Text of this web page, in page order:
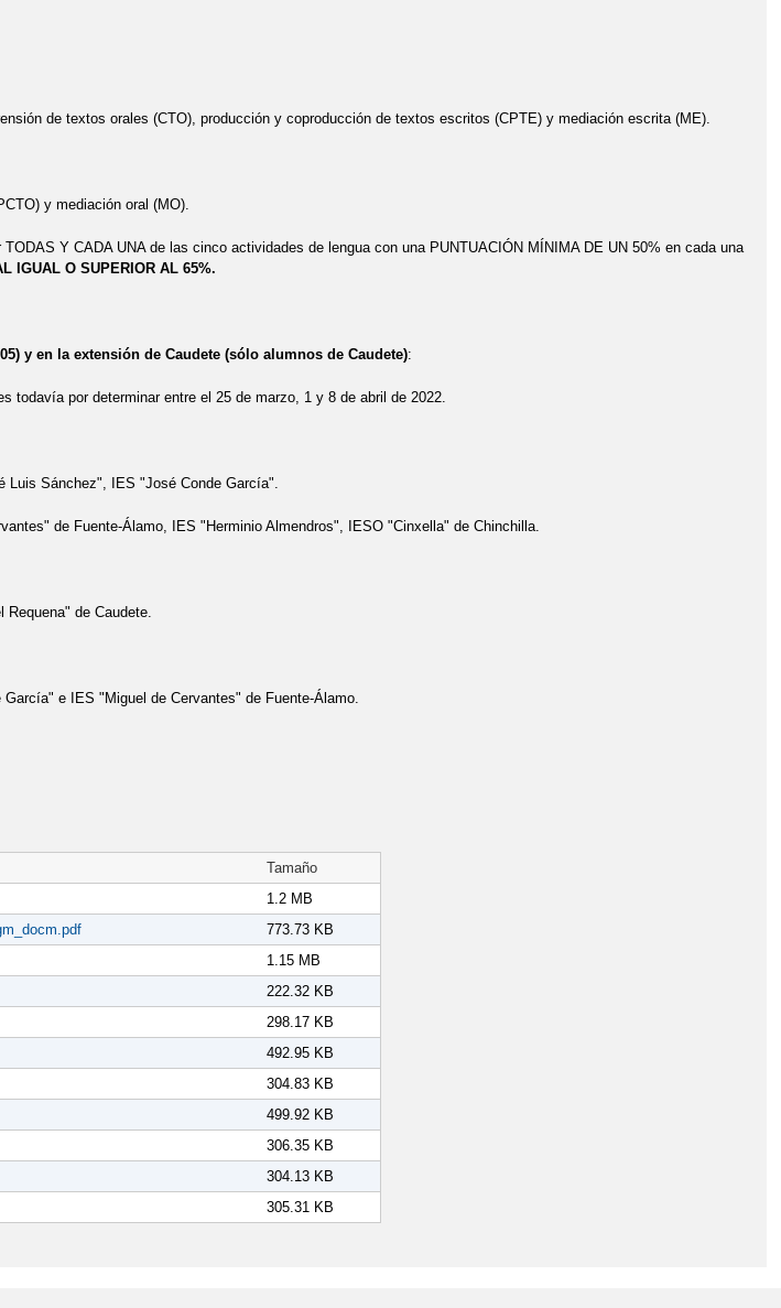
de textos orales (CTO), producción y coproducción de textos escritos (CPTE) y mediación escrita (ME).
y mediación oral (MO).
Y CADA UNA de las cinco actividades de lengua con una PUNTUACIÓN MÍNIMA DE UN 50% en cada una
IGUAL O SUPERIOR AL 65%.
y en la extensión de Caudete (sólo alumnos de Caudete):
todavía por determinar entre el 25 de marzo, 1 y 8 de abril de 2022.
IES "José Conde García".
Álamo, IES "Herminio Almendros", IESO "Cinxella" de Chinchilla.
de Caudete.
"Miguel de Cervantes" de Fuente-Álamo.
Tamaño
1.2 MB
773.73 KB
1.15 MB
222.32 KB
298.17 KB
492.95 KB
304.83 KB
499.92 KB
306.35 KB
304.13 KB
305.31 KB